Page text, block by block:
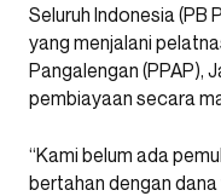
Seluruh Indonesia (PB
yang menjalani
Pangalengan (PPAP),
pembiayaan secara
“Kami belum ada
bertahan dengan